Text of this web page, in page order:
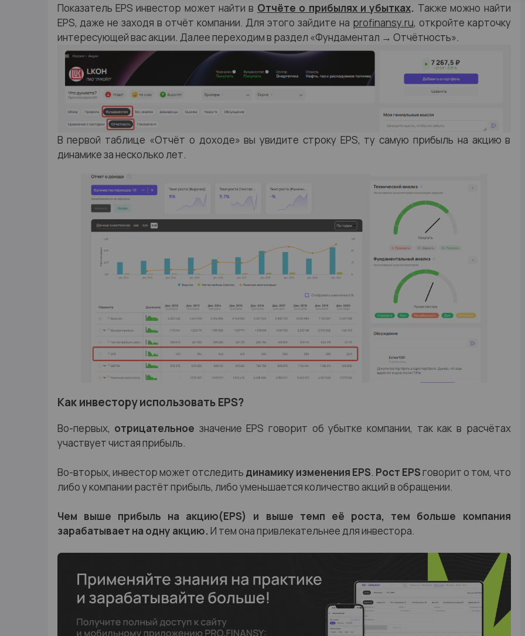
Показатель EPS инвестор может найти в Отчёте о прибылях и убытках. Также можно найти
EPS, даже не заходя в отчёт компании. Для этого зайдите на profinansy.ru, откройте карточку
интересующей вас акции. Далее переходим в раздел «Фундаментал → Отчётность».
В первой таблице «Отчёт о доходе» вы увидите строку EPS, ту самую прибыль на акцию в
динамике за несколько лет.
Как инвестору использовать EPS?
Во-первых, отрицательное значение EPS говорит об убытке компании, так как в расчётах
участвует чистая прибыль.
Во-вторых, инвестор может отследить динамику изменения EPS. Рост EPSговорит о том, что
либо у компании растёт прибыль, либо уменьшается количество акций в обращении.
Чем выше прибыль на акцию(EPS) и выше темп её роста, тем больше компания
зарабатывает на одну акцию. И тем она привлекательнее для инвестора.